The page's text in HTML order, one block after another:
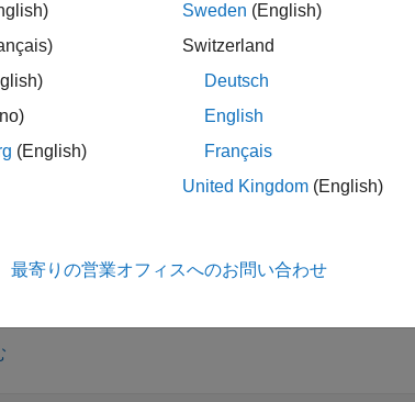
は、指定された時間範囲内に
(English)
Sweden (English)
Switzerland
Deutsch
English
Français
United Kingdom (English)
最寄りの営業オフィスへのお問い合わせ